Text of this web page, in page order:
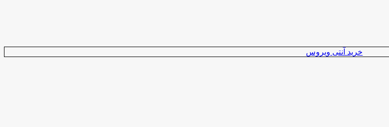
خرید آنتی ویروس